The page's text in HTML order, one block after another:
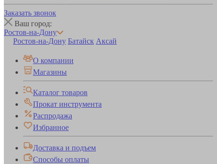
Заказать звонок
Ваш город:
Ростов-на-Дону
Ростов-на-Дону Батайск Аксай
О компании
Магазины
Каталог товаров
Прокат инструмента
Распродажа
Избранное
Доставка и подъем
Способы оплаты